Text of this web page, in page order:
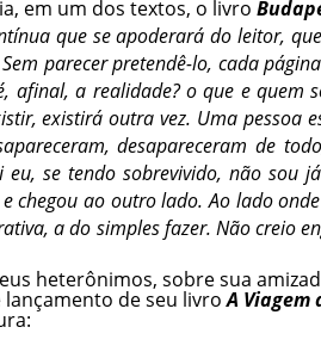
em um dos textos, o livro
que se apoderará do leitor,
parecer pretendê-lo, cada
afinal, a realidade? o que e quem
existirá outra vez. Uma pessoa
desapareceram de
se tendo sobrevivido, não sou
chegou ao outro lado. Ao lado
a do simples fazer. Não creio
heterônimos, sobre sua
lançamento de seu livroA Viagem